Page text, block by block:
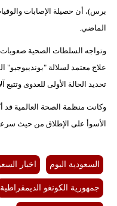
الماضي.
وتواجه السلطات الصحية
علاج معتمد لسلالة "بونديبوجيو"
تحديد الحالة الأولى للعدوى
وكانت منظمة الصحة العالمية
الأسوأ على الإطلاق من حيث
السعودية اليوم اخبار
جمهورية الكونغو الديمقراطية